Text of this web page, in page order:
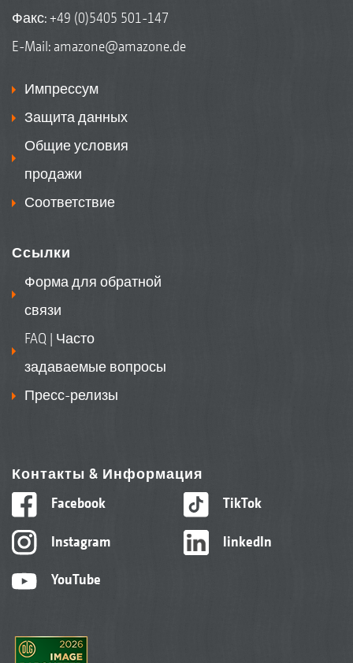
Факс: +49 (0)5405 501-147
E-Mail: amazone@amazone.de
Импрессум
Защита данных
Общие условия
продажи
Соответствие
Ссылки
Форма для обратной
связи
FAQ | Часто
задаваемые вопросы
Пресс-релизы
Контакты & Информация
Facebook
Instagram
YouTube
TikTok
linkedIn